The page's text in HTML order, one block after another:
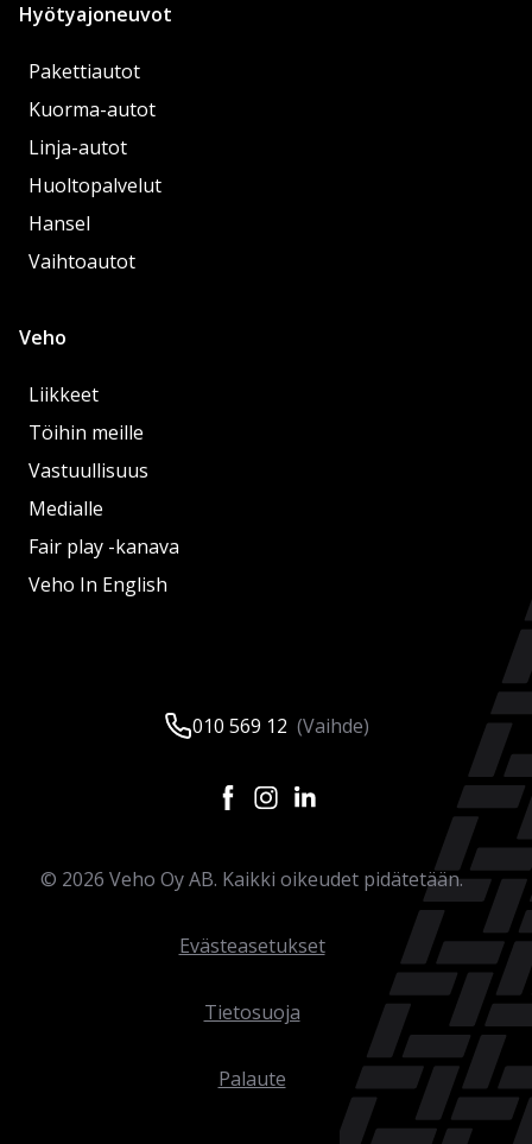
Hyötyajoneuvot
Pakettiautot
Kuorma-autot
Linja-autot
Huoltopalvelut
Hansel
Vaihtoautot
Veho
Liikkeet
Töihin meille
Vastuullisuus
Medialle
Fair play -kanava
Veho In English
010 569 12 (Vaihde)
© 2026 Veho Oy AB. Kaikki oikeudet pidätetään.
Evästeasetukset
Tietosuoja
Palaute